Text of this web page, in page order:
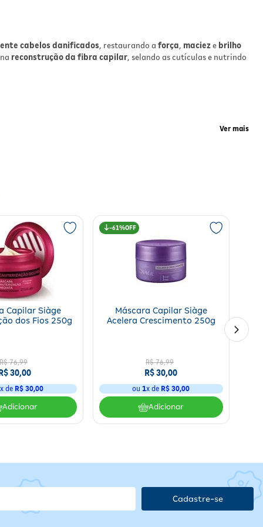
cabelos danificados, restaurando a força, macieze brilho
reconstrução da fibra capilar, selando as cutículas e nutrindo
por5 minutos
. Enxágue bem e finalize com condicionador para
o uso e procurar orientação médica; armazenar em local fresco
Ver mais
Capilar Siàge
dos Fios 250g
76,99
30,00
x de R$ 30,00
Adicionar
61%
Máscara Capilar Siàge
Acelera Crescimento 250g
R$ 76,99
R$30,00
ou1x de R$ 30,00
Adicionar
Cadastre-se